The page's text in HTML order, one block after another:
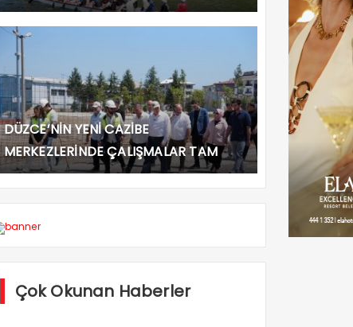
DÜZCE’NİN YENİ CAZİBE
MERKEZLERİNDE ÇALIŞMALAR TAM
GAZ!
Çok Okunan Haberler